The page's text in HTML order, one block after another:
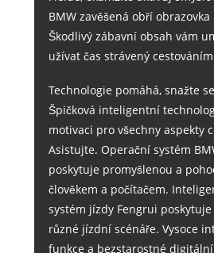
BMW zavěšená obří obrazovka
Škodlivý zábavní obsah vám
užívat čas strávený
Technologie pomáhá, snažte
Špičková inteligentní
motivaci pro všechny aspekty
Asistujte. Operační systém
poskytuje promyšlenou a
člověkem a počítačem.
systém jízdy Fengrui
různé jízdní scénáře. Vysoce
funkce a bezstarostné digitální